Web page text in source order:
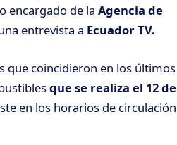
encargado de la Agencia de
entrevista a Ecuador TV.
que coincidieron en los últimos
que se realiza el 12 de
en los horarios de circulación